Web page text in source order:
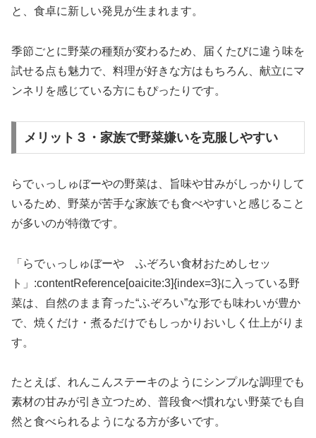
と、食卓に新しい発見が生まれます。
季節ごとに野菜の種類が変わるため、届くたびに違う味を
試せる点も魅力で、料理が好きな方はもちろん、献立にマ
ンネリを感じている方にもぴったりです。
メリット３・家族で野菜嫌いを克服しやすい
らでぃっしゅぼーやの野菜は、旨味や甘みがしっかりして
いるため、野菜が苦手な家族でも食べやすいと感じること
が多いのが特徴です。
「らでぃっしゅぼーや ふぞろい食材おためしセッ
ト」:contentReference[oaicite:3]{index=3}に入っている野
菜は、自然のまま育った“ふぞろい”な形でも味わいが豊か
で、焼くだけ・煮るだけでもしっかりおいしく仕上がりま
す。
たとえば、れんこんステーキのようにシンプルな調理でも
素材の甘みが引き立つため、普段食べ慣れない野菜でも自
然と食べられるようになる方が多いです。